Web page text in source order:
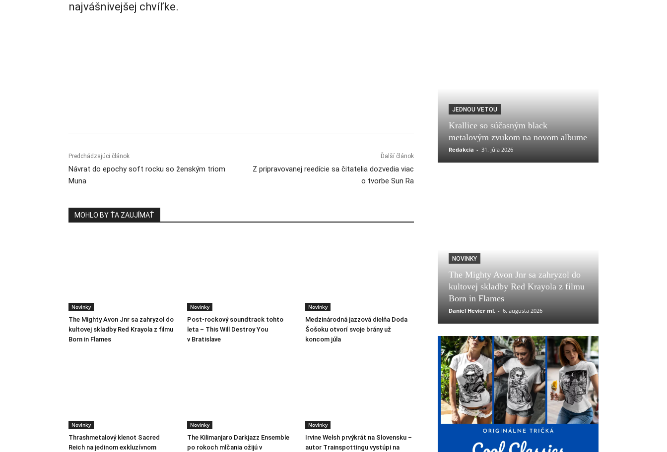
najvášnivejšej chvíľke.
Predchádzajúci článok
Návrat do epochy soft rocku so ženským triom
Muna
Ďalší článok
Z pripravovanej reedície sa čitatelia dozvedia viac
o tvorbe Sun Ra
MOHLO BY ŤA ZAUJÍMAŤ
Novinky
The Mighty Avon Jnr sa zahryzol do
kultovej skladby Red Krayola z filmu
Born in Flames
Novinky
Post-rockový soundtrack tohto
leta – This Will Destroy You
v Bratislave
Novinky
Medzinárodná jazzová dielňa Doda
Šošoku otvorí svoje brány už
koncom júla
Novinky
Thrashmetalový klenot Sacred
Reich na jedinom exkluzívnom
Novinky
The Kilimanjaro Darkjazz Ensemble
po rokoch mlčania ožijú v
Novinky
Irvine Welsh prvýkrát na Slovensku –
autor Trainspottingu vystúpi na
JEDNOU VETOU
Krallice so súčasným black
metalovým zvukom na novom albume
Redakcia - 31. júla 2026
NOVINKY
The Mighty Avon Jnr sa zahryzol do
kultovej skladby Red Krayola z filmu
Born in Flames
Daniel Hevier ml. - 6. augusta 2026